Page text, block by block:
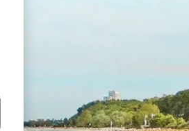
le haut et vers le bas pour les